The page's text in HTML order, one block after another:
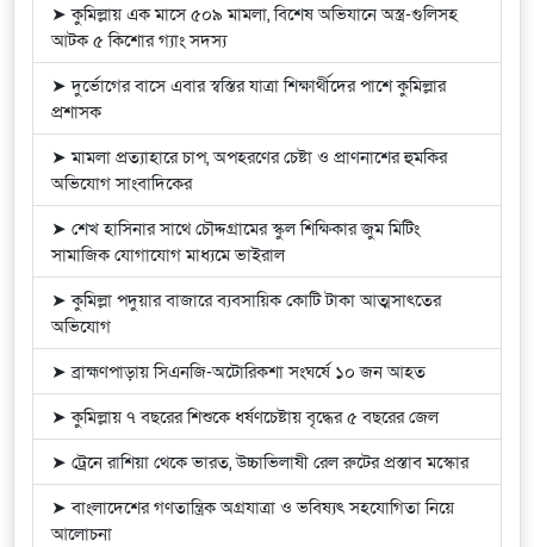
➤ কুমিল্লায় এক মাসে ৫০৯ মামলা, বিশেষ অভিযানে অস্ত্র-গুলিসহ
আটক ৫ কিশোর গ্যাং সদস্য
➤ দুর্ভোগের বাসে এবার স্বস্তির যাত্রা শিক্ষার্থীদের পাশে কুমিল্লার
প্রশাসক
➤ মামলা প্রত্যাহারে চাপ, অপহরণের চেষ্টা ও প্রাণনাশের হুমকির
অভিযোগ সাংবাদিকের
➤ শেখ হাসিনার সাথে চৌদ্দগ্রামের স্কুল শিক্ষিকার জুম মিটিং
সামাজিক যোগাযোগ মাধ্যমে ভাইরাল
➤ কুমিল্লা পদুয়ার বাজারে ব্যবসায়িক কোটি টাকা আত্মসাৎতের
অভিযোগ
➤ ব্রাহ্মণপাড়ায় সিএনজি-অটোরিকশা সংঘর্ষে ১০ জন আহত
➤ কুমিল্লায় ৭ বছরের শিশুকে ধর্ষণচেষ্টায় বৃদ্ধের ৫ বছরের জেল
➤ ট্রেনে রাশিয়া থেকে ভারত, উচ্চাভিলাষী রেল রুটের প্রস্তাব মস্কোর
➤ বাংলাদেশের গণতান্ত্রিক অগ্রযাত্রা ও ভবিষ্যৎ সহযোগিতা নিয়ে
আলোচনা